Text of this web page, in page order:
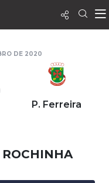
DE 2020
P. Ferreira